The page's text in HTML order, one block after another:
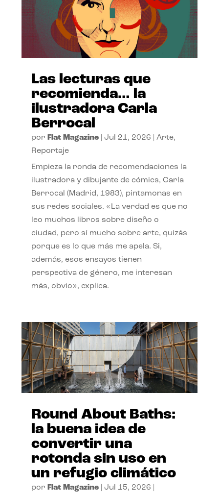
Las lecturas que
recomienda… la
ilustradora Carla
Berrocal
por Flat Magazine| Jul 21, 2026 Arte,
Reportaje
Empieza la ronda de recomendaciones la
ilustradora y dibujante de cómics, Carla
Berrocal (Madrid, 1983), pintamonas en
sus redes sociales. «La verdad es que no
leo muchos libros sobre diseño o
ciudad, pero sí mucho sobre arte, quizás
porque es lo que más me apela. Si,
además, esos ensayos tienen
perspectiva de género, me interesan
más, obvio», explica.
Round About Baths:
la buena idea de
convertir una
rotonda sin uso en
un refugio climático
por Flat Magazine| Jul 15, 2026